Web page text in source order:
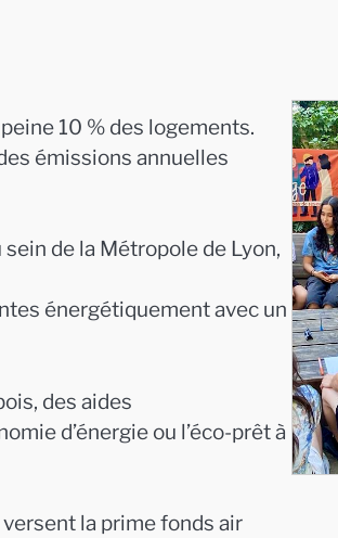
10 % des logements.
émissions annuelles
de la Métropole de Lyon,
énergétiquement avec un
des aides
d’énergie ou l’éco-prêt à
la prime fonds air